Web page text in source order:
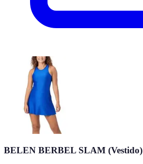
BELEN BERBEL SLAM (Vestido)